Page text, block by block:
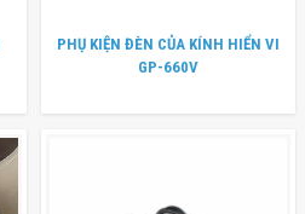
PHỤ KIỆN ĐÈN CỦA KÍNH HIỂN VI
GP-660V